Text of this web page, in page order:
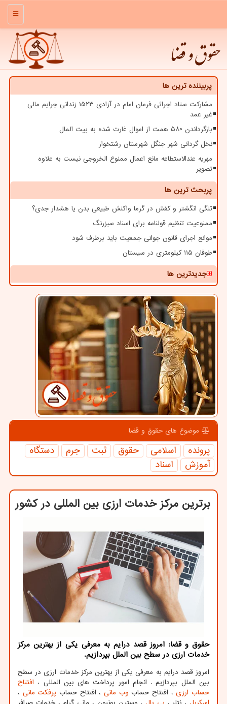
منو
حقوق و قضا
پربیننده ترین ها
مشارکت ستاد اجرائی فرمان امام در آزادی ۱۵۲۳ زندانی جرایم مالی
غیر عمد
بازگرداندن ۵۸۰ همت از اموال غارت شده به بیت المال
نخل گردانی شهر جنگل شهرستان رشتخوار
مهریه عندالاستطاعه مانع اعمال ممنوع الخروجی نیست به علاوه
تصویر
پربحث ترین ها
تنگی انگشتر و کفش در گرما واکنش طبیعی بدن یا هشدار جدی؟
ممنوعیت تنظیم قولنامه برای اسناد سبزرنگ
موانع اجرای قانون جوانی جمعیت باید برطرف شود
طوفان ۱۱۵ کیلومتری در سیستان
جدیدترین ها
موضوع های حقوق و قضا
پرونده اسلامی حقوق ثبت جرم
دستگاه
آموزش
اسناد
برترین مركز خدمات ارزی بین المللی در كشور
حقوق و قضا: امروز قصد درایم به معرفی یكی از بهترین مركز
خدمات ارزی در سطح بین الملل بپردازیم.
امروز قصد درایم به معرفی یکی از بهترین مرکز خدمات ارزی در سطح
بین الملل بپردازیم . انجام امور پرداخت های بین المللی ، افتتاح
حساب ارزی، افتتاح حساب وب مانی، افتتاح حساب پرفکت مانی ،